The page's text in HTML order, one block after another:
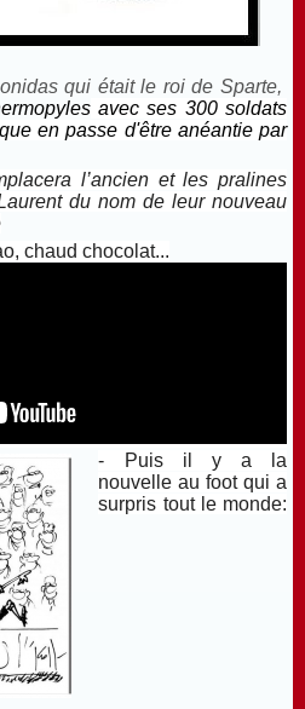
qui était le roi de Sparte,
avec ses 300 soldats
en passe d'être anéantie par
l’ancien et les pralines
du nom de leur nouveau
chaud chocolat...
- Puis il y a la
nouvelle au foot qui a
surpris tout le monde: